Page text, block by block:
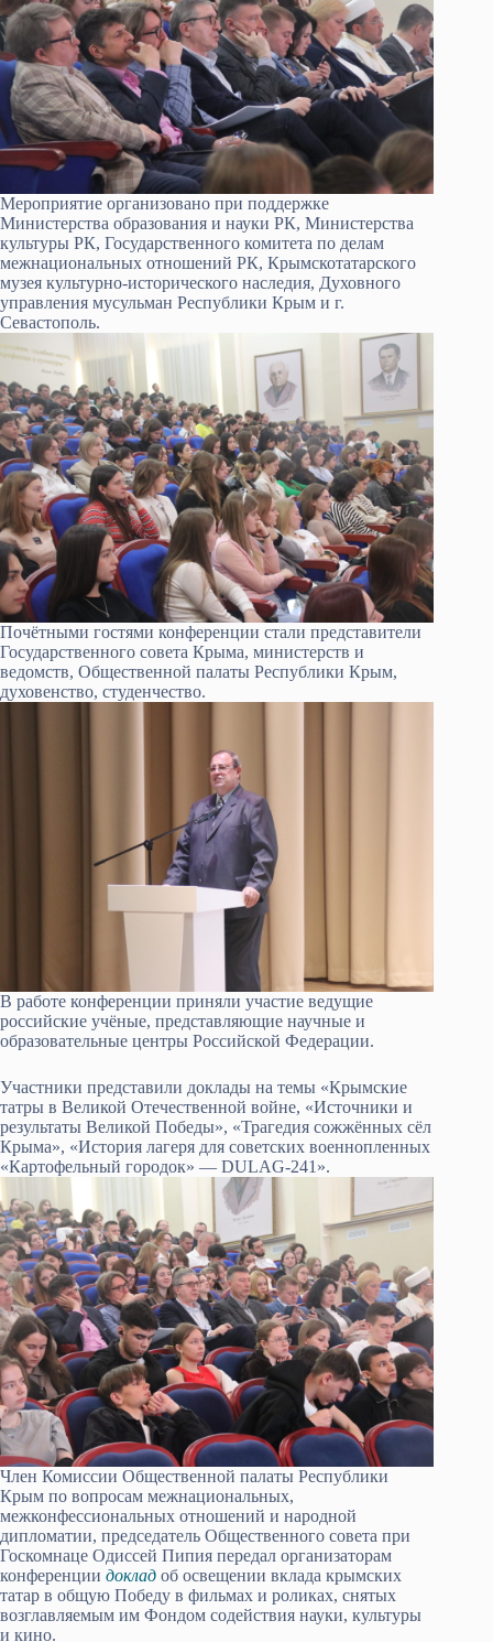
Мероприятие организовано при поддержке
Министерства образования и науки РК, Министерства
культуры РК, Государственного комитета по делам
межнациональных отношений РК, Крымскотатарского
музея культурно-исторического наследия, Духовного
управления мусульман Республики Крым и г.
Севастополь.
Почётными гостями конференции стали представители
Государственного совета Крыма, министерств и
ведомств, Общественной палаты Республики Крым,
духовенство, студенчество.
В работе конференции приняли участие ведущие
российские учёные, представляющие научные и
образовательные центры Российской Федерации.
Участники представили доклады на темы «Крымские
татры в Великой Отечественной войне, «Источники и
результаты Великой Победы», «Трагедия сожжённых сёл
Крыма», «История лагеря для советских военнопленных
«Картофельный городок» — DULAG-241».
Член Комиссии Общественной палаты Республики
Крым по вопросам межнациональных,
межконфессиональных отношений и народной
дипломатии, председатель Общественного совета при
Госкомнаце Одиссей Пипия передал организаторам
конференции доклад об освещении вклада крымских
татар в общую Победу в фильмах и роликах, снятых
возглавляемым им Фондом содействия науки, культуры
и кино.